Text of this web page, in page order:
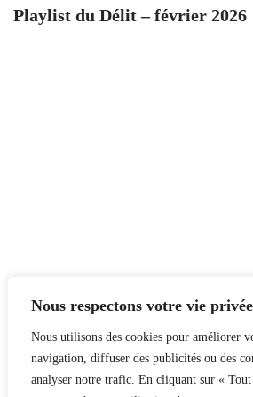
Nous respectons votre vie
Nous utilisons des cookies pour améliorer
navigation, diffuser des publicités ou des
analyser notre trafic. En cliquant sur « Tout
Playlist du Délit – février 2026